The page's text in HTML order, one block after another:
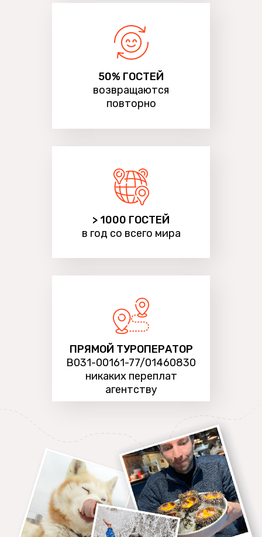
50% ГОСТЕЙ
возвращаются
повторно
> 1000 ГОСТЕЙ
в год со всего мира
ПРЯМОЙ ТУРОПЕРАТОР
В031-00161-77/01460830
никаких переплат
агентству